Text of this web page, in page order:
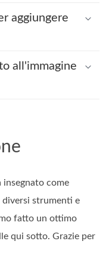
aggiungere
all'immagine
come
diversi strumenti e
fatto un ottimo
qui sotto. Grazie per